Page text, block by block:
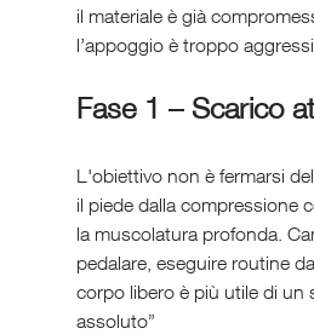
il materiale è già
l’appoggio è troppo
Fase 1 – Scarico
L'obiettivo non è fermarsi
il piede dalla compressione
la muscolatura profonda.
pedalare, eseguire routine
corpo libero è più utile di un
assoluto”